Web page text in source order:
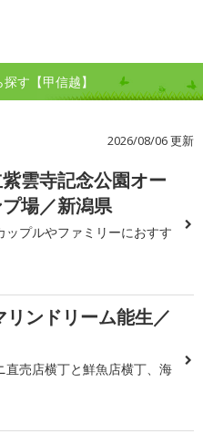
す【甲信越】
2026/08/06 更新
雲寺記念公園オー
プ場／新潟県
ップルやファミリーにおすす
リンドリーム能生／
直売店横丁と鮮魚店横丁、海